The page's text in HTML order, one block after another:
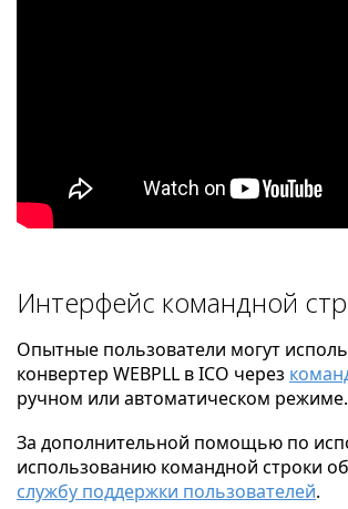
Интерфейс командной
Опытные пользователи могут
конвертер WEBPLL в ICO через
ручном или автоматическом режиме.
За дополнительной помощью по
использованию командной строки
службу поддержки пользователей.